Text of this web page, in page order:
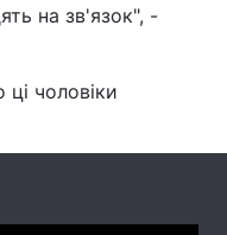
на зв'язок", -
чоловіки